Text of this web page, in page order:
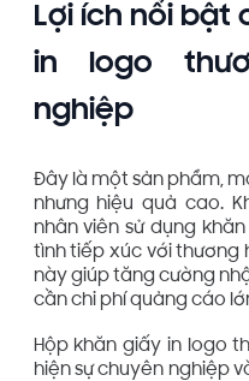
Lợi ích nổi bật
in logo
nghiệp
Đây là một sản phẩm,
nhưng hiệu quả cao.
nhân viên sử dụng
tình tiếp xúc với thương
này giúp tăng cường
cần chi phí quảng cáo
Hộp khăn giấy in logo
hiện sự chuyên nghiệp